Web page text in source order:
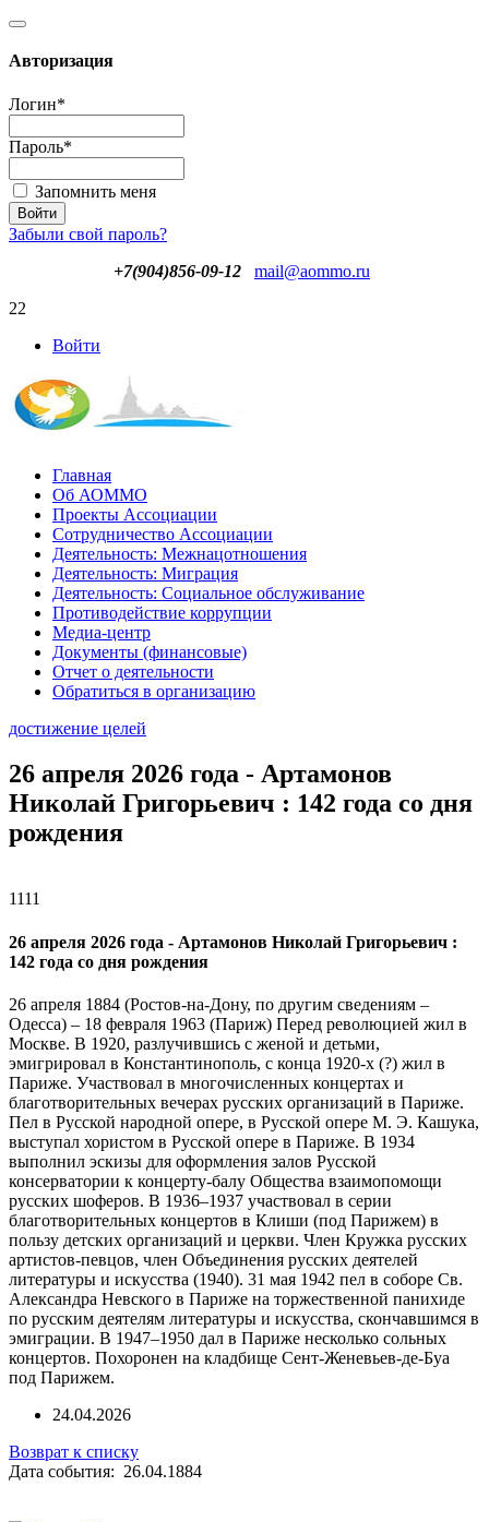
Авторизация
Логин*
Пароль*
Запомнить меня
Забыли свой пароль?
+7(904)856-09-12
mail@aommo.ru
22
Войти
Главная
Об АОММО
Проекты Ассоциации
Сотрудничество Ассоциации
Деятельность: Межнацотношения
Деятельность: Миграция
Деятельность: Социальное обслуживание
Противодействие коррупции
Медиа-центр
Документы (финансовые)
Отчет о деятельности
Обратиться в организацию
достижение целей
26 апреля 2026 года - Артамонов
Николай Григорьевич : 142 года со дня
рождения
1111
26 апреля 2026 года - Артамонов Николай Григорьевич :
142 года со дня рождения
26 апреля 1884 (Ростов-на-Дону, по другим сведениям –
Одесса) – 18 февраля 1963 (Париж) Перед революцией жил в
Москве. В 1920, разлучившись с женой и детьми,
эмигрировал в Константинополь, с конца 1920-х (?) жил в
Париже. Участвовал в многочисленных концертах и
благотворительных вечерах русских организаций в Париже.
Пел в Русской народной опере, в Русской опере М. Э. Кашука,
выступал хористом в Русской опере в Париже. В 1934
выполнил эскизы для оформления залов Русской
консерватории к концерту-балу Общества взаимопомощи
русских шоферов. В 1936–1937 участвовал в серии
благотворительных концертов в Клиши (под Парижем) в
пользу детских организаций и церкви. Член Кружка русских
артистов-певцов, член Объединения русских деятелей
литературы и искусства (1940). 31 мая 1942 пел в соборе Св.
Александра Невского в Париже на торжественной панихиде
по русским деятелям литературы и искусства, скончавшимся в
эмиграции. В 1947–1950 дал в Париже несколько сольных
концертов. Похоронен на кладбище Сент-Женевьев-де-Буа
под Парижем.
24.04.2026
Возврат к списку
Дата события: 26.04.1884